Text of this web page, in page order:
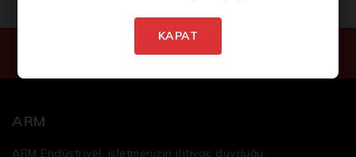
ARM
ARM Endüstriyel, işletmenizin ihtiyaç duyduğu
KAPAT